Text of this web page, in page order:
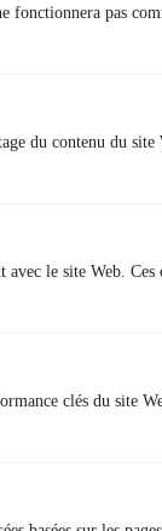
fonctionnera pas
du contenu du site
avec le site Web.
clés du site